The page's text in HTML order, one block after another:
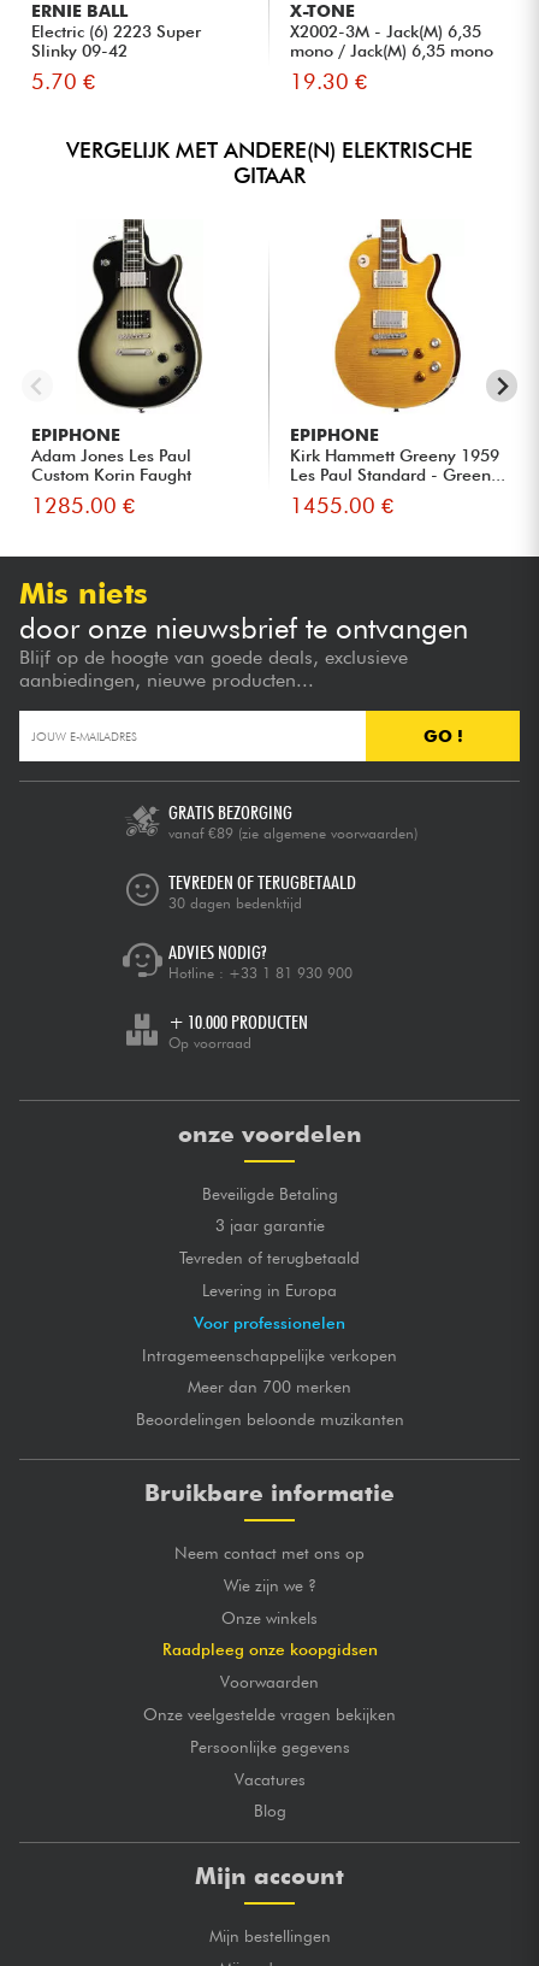
ERNIE BALL
Electric (6) 2223 Super
Slinky 09-42
5.70 €
X-TONE
X2002-3M - Jack(M) 6,35
mono / Jack(M) 6,35 mono
S...
19.30 €
VERGELIJK MET ANDERE(N) ELEKTRISCHE
GITAAR
EPIPHONE
Adam Jones Les Paul
Custom Korin Faught
Sensation ...
1285.00 €
EPIPHONE
Kirk Hammett Greeny 1959
Les Paul Standard - Green...
1455.00 €
Mis niets
door onze nieuwsbrief te ontvangen
Blijf op de hoogte van goede deals, exclusieve
aanbiedingen, nieuwe producten...
GO !
GRATIS BEZORGING
vanaf €89 (zie algemene voorwaarden)
TEVREDEN OF TERUGBETAALD
30 dagen bedenktijd
ADVIES NODIG?
Hotline : +33 1 81 930 900
+ 10.000 PRODUCTEN
Op voorraad
onze voordelen
Beveiligde Betaling
3 jaar garantie
Tevreden of terugbetaald
Levering in Europa
Voor professionelen
Intragemeenschappelijke verkopen
Meer dan 700 merken
Beoordelingen beloonde muzikanten
Bruikbare informatie
Neem contact met ons op
Wie zijn we ?
Onze winkels
Raadpleeg onze koopgidsen
Voorwaarden
Onze veelgestelde vragen bekijken
Persoonlijke gegevens
Vacatures
Blog
Mijn account
Mijn bestellingen